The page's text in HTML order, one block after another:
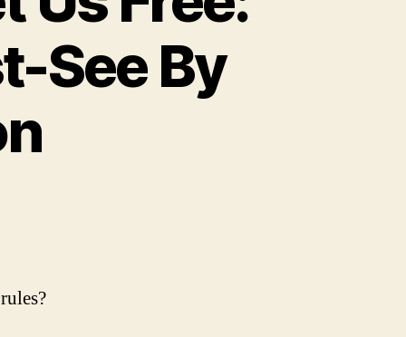
See By